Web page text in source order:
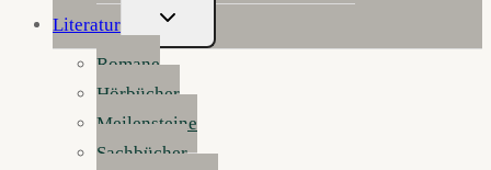
Literatur
Untermenü
Umschalten
Romane
Hörbücher
Meilensteine
Sachbücher